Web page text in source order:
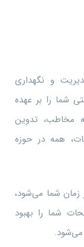
و نگهداری
شما را بر عهده
مخاطب، تدوین
همه در حوزه
زمان شما می‌شود،
شما را بهبود
می‌شود.